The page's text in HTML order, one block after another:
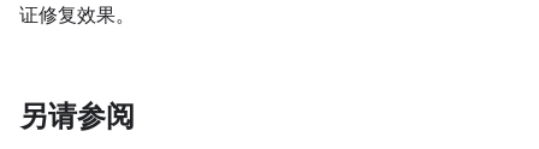
证修复效果。
另请参阅